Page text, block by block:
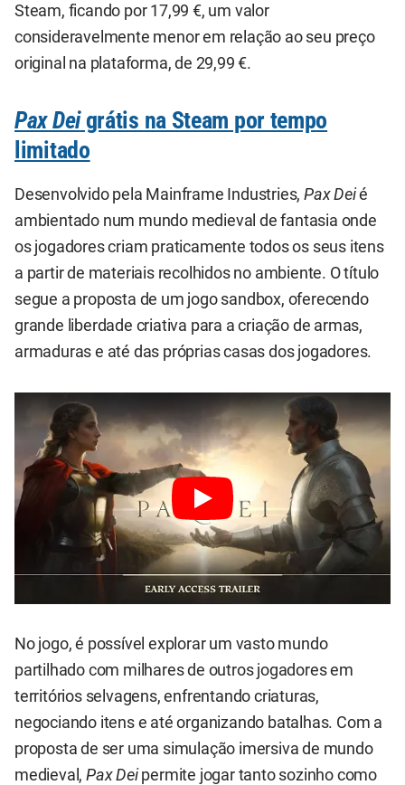
Steam, ficando por 17,99 €, um valor
consideravelmente menor em relação ao seu preço
original na plataforma, de 29,99 €.
Pax Deigrátis na Steam por tempo
limitado
Desenvolvido pela Mainframe Industries, Pax Deié
ambientado num mundo medieval de fantasia onde
os jogadores criam praticamente todos os seus itens
a partir de materiais recolhidos no ambiente. O título
segue a proposta de um jogo sandbox, oferecendo
grande liberdade criativa para a criação de armas,
armaduras e até das próprias casas dos jogadores.
No jogo, é possível explorar um vasto mundo
partilhado com milhares de outros jogadores em
territórios selvagens, enfrentando criaturas,
negociando itens e até organizando batalhas. Com a
proposta de ser uma simulação imersiva de mundo
medieval,Pax Deipermite jogar tanto sozinho como